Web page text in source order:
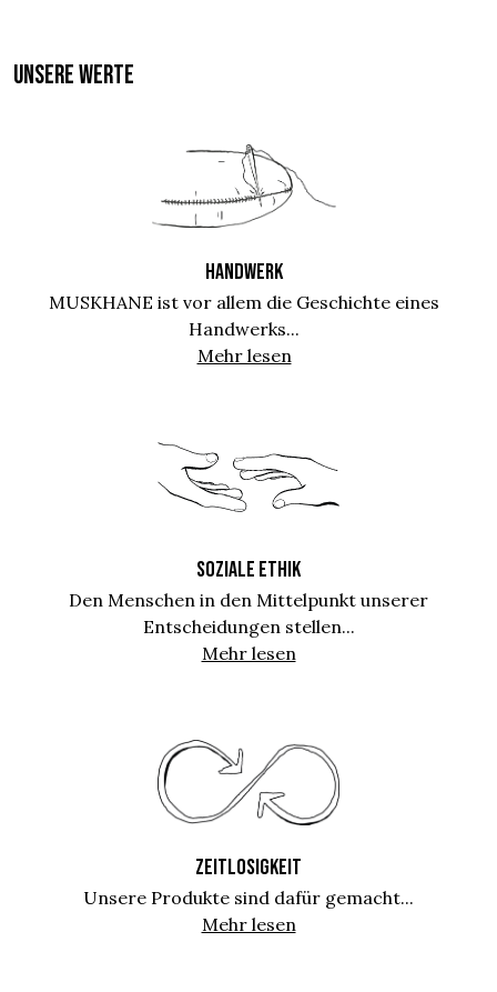
UNSERE WERTE
HANDWERK
MUSKHANE ist vor allem die Geschichte eines
Handwerks...
Mehr lesen
SOZIALE ETHIK
Den Menschen in den Mittelpunkt unserer
Entscheidungen stellen...
Mehr lesen
ZEITLOSIGKEIT
Unsere Produkte sind dafür gemacht...
Mehr lesen